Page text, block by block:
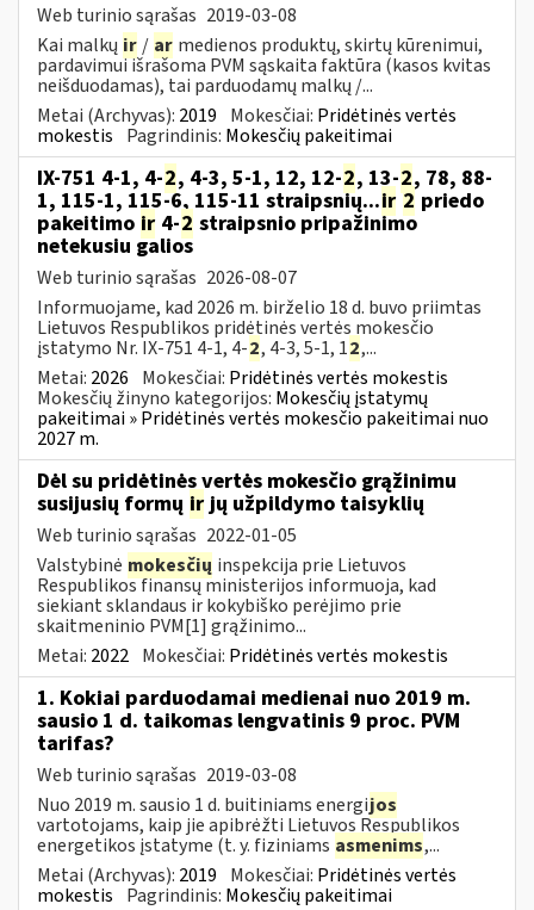
Web turinio sąrašas 2019-03-08
Kai malkų ir / ar medienos produktų, skirtų kūrenimui,
pardavimui išrašoma PVM sąskaita faktūra (kasos kvitas
neišduodamas), tai parduodamų malkų /...
Metai (Archyvas): 2019 Mokesčiai: Pridėtinės vertės
mokestis Pagrindinis: Mokesčių pakeitimai
IX-751 4-1, 4-2, 4-3, 5-1, 12, 12-2, 13-2, 78, 88-
1, 115-1, 115-6, 115-11 straipsnių...ir 2 priedo
pakeitimo ir 4-2 straipsnio pripažinimo
netekusiu galios
Web turinio sąrašas 2026-08-07
Informuojame, kad 2026 m. birželio 18 d. buvo priimtas
Lietuvos Respublikos pridėtinės vertės mokesčio
įstatymo Nr. IX-751 4-1, 4-2, 4-3, 5-1, 12,...
Metai: 2026 Mokesčiai: Pridėtinės vertės mokestis
Mokesčių žinyno kategorijos: Mokesčių įstatymų
pakeitimai » Pridėtinės vertės mokesčio pakeitimai nuo
2027 m.
Dėl su pridėtinės vertės mokesčio grąžinimu
susijusių formų irjų užpildymo taisyklių
Web turinio sąrašas 2022-01-05
Valstybinė mokesčių inspekcija prie Lietuvos
Respublikos finansų ministerijos informuoja, kad
siekiant sklandaus ir kokybiško perėjimo prie
skaitmeninio PVM[1] grąžinimo...
Metai: 2022 Mokesčiai: Pridėtinės vertės mokestis
1. Kokiai parduodamai medienai nuo 2019 m.
sausio 1 d. taikomas lengvatinis 9 proc. PVM
tarifas?
Web turinio sąrašas 2019-03-08
Nuo 2019 m. sausio 1 d. buitiniams energijos
vartotojams, kaip jie apibrėžti Lietuvos Respublikos
energetikos įstatyme (t. y. fiziniams asmenims,...
Metai (Archyvas): 2019 Mokesčiai: Pridėtinės vertės
mokestis Pagrindinis: Mokesčių pakeitimai